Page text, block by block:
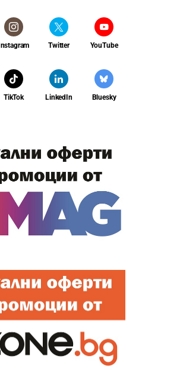
Instagram Twitter YouTube
TikTok LinkedIn Bluesky